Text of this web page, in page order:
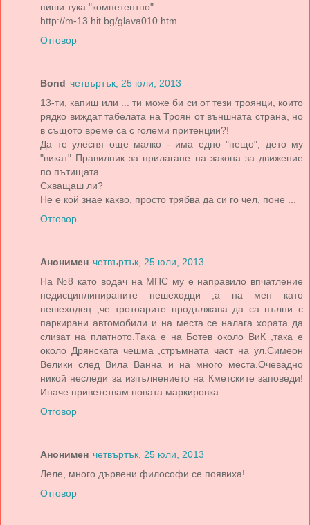
пиши тука "компетентно"
http://m-13.hit.bg/glava010.htm
Отговор
Bond четвъртък, 25 юли, 2013
13-ти, капиш или ... ти може би си от тези троянци, които
рядко виждат табелата на Троян от външната страна, но
в същото време са с големи притенции?!
Да те улесня още малко - има едно "нещо", дето му
"викат" Правилник за прилагане на закона за движение
по пътищата...
Схващаш ли?
Не е кой знае какво, просто трябва да си го чел, поне ...
Отговор
Анонимен четвъртък, 25 юли, 2013
На №8 като водач на МПС му е направило впчатление
недисциплинираните пешеходци ,а на мен като
пешеходец ,че тротоарите продължава да са пълни с
паркирани автомобили и на места се налага хората да
слизат на платното.Така е на Ботев около ВиК ,така е
около Дрянската чешма ,стръмната част на ул.Симеон
Велики след Вила Ванна и на много места.Очевадно
никой неследи за изпълнението на Кметските заповеди!
Иначе приветствам новата маркировка.
Отговор
Анонимен четвъртък, 25 юли, 2013
Леле, много дървени философи се появиха!
Отговор